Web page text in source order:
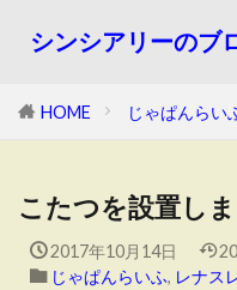
シンシアリーのブ
HOME じゃぱんらい
こたつを設置し
2017年10月14日
じゃぱんらいふ, レナス